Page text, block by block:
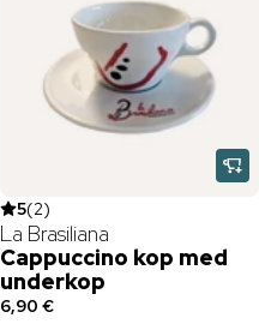
5(2)
La Brasiliana
Cappuccino kop med
underkop
6,90 €